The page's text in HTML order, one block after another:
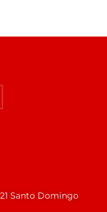
Santo Domingo